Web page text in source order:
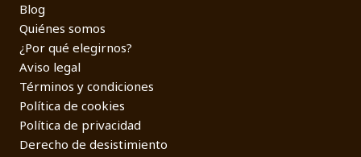
Blog
Quiénes somos
¿Por qué elegirnos?
Aviso legal
Términos y condiciones
Política de cookies
Política de privacidad
Derecho de desistimiento